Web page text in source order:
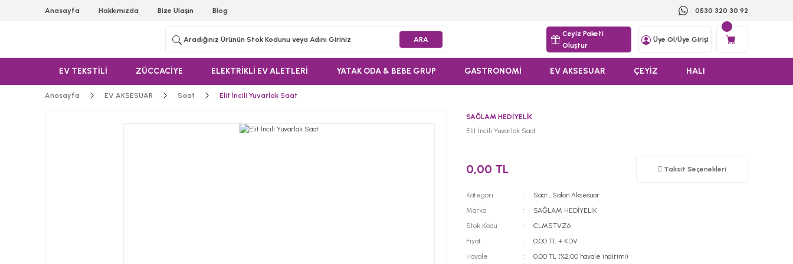
Anasayfa Hakkımızda Bize Ulaşın Blog 0530 320 30 92
ARA
Ceyiz Paketi
Oluştur
Üye Ol /Üye Girişi
EV TEKSTİLİ ZÜCCACİYE ELEKTRİKLİ EV ALETLERİ YATAK ODA & BEBE GRUP GASTRONOMİ EV AKSESUAR ÇEYİZ HALI
Anasayfa EV AKSESUAR Saat Elit İncili Yuvarlak Saat
SAĞLAM HEDİYELİK
Elit İncili Yuvarlak Saat
0,00 TL Taksit Seçenekleri
Kategori Saat , Salon Aksesuar
Marka
SAĞLAM HEDİYELİK
Stok Kodu
CLMSTVZ6
Fiyat
0,00 TL + KDV
Havale
0,00 TL (%2,00 havale indirimi)